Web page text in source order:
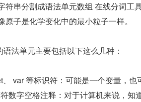
符串分割成语法单元数组 在线分词工
子是化学变化中的最小粒子一样。
法单元主要包括以下这么几种：
var 等标识符：可能是一个变量，也
数字空格注释：对于计算机来说，